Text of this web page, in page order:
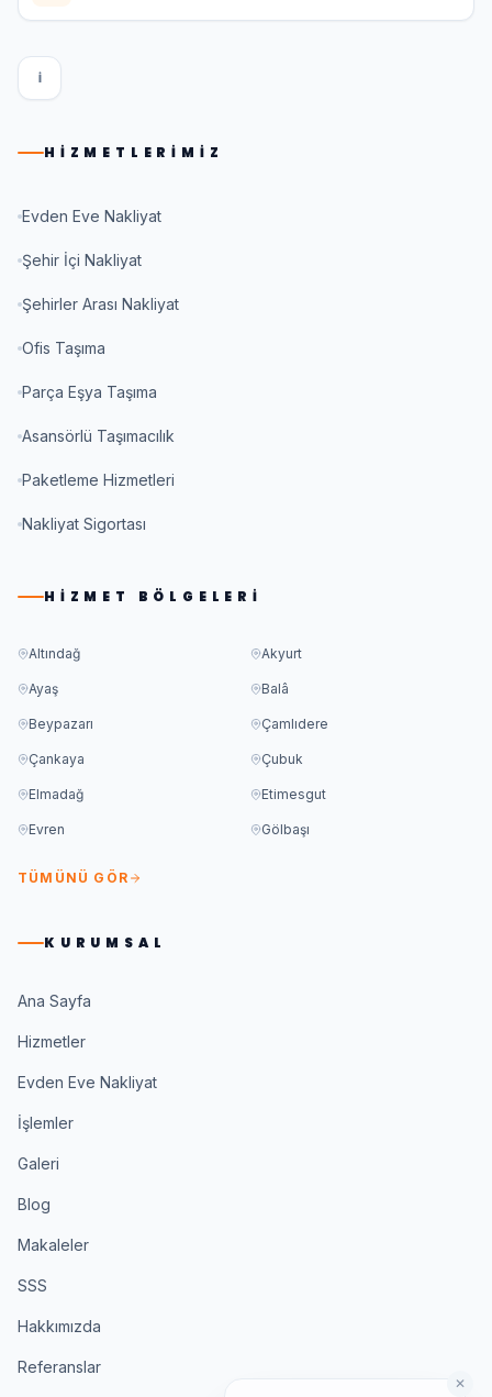
I
HIZMETLERIMIZ
Evden Eve Nakliyat
Şehir İçi Nakliyat
Şehirler Arası Nakliyat
Ofis Taşıma
Parça Eşya Taşıma
Asansörlü Taşımacılık
Paketleme Hizmetleri
Nakliyat Sigortası
HIZMET BÖLGELERI
Altındağ Akyurt
Ayaş Balâ
Beypazarı Çamlıdere
Çankaya Çubuk
Elmadağ Etimesgut
Evren Gölbaşı
TÜMÜNÜ GÖR
KURUMSAL
Ana Sayfa
Hizmetler
Evden Eve Nakliyat
İşlemler
Galeri
Blog
Makaleler
SSS
Hakkımızda
Referanslar
✕